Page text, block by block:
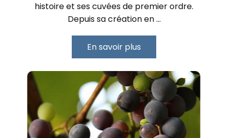
histoire et ses cuvées de premier ordre.
Depuis sa création en …
En savoir plus